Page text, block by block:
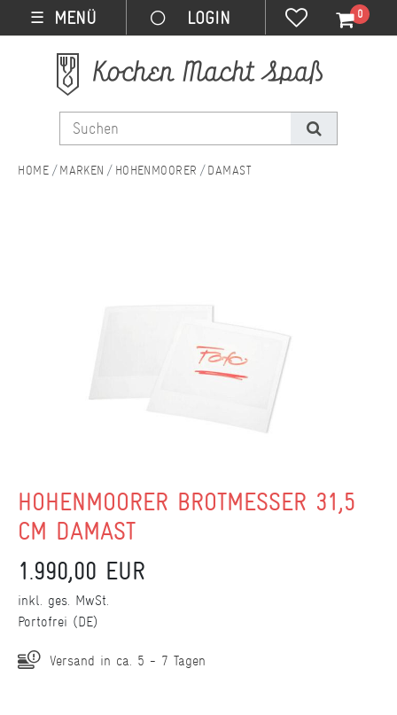
☰ MENÜ 0
MARKEN HOHENMOORER DAMAST
HOHENMOORER BROTMESSER 31,5
CM DAMAST
1.990,00 EUR
inkl. ges. MwSt.
Portofrei (DE)
Versand in ca. 5 - 7 Tagen